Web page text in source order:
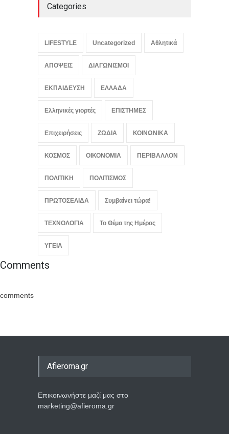
Categories
LIFESTYLE Uncategorized Αθλητικά
ΑΠΟΨΕΙΣ ΔΙΑΓΩΝΙΣΜΟΙ
ΕΚΠΑΙΔΕΥΣΗ ΕΛΛΑΔΑ
Ελληνικές γιορτές ΕΠΙΣΤΗΜΕΣ
Επιχειρήσεις ΖΩΔΙΑ ΚΟΙΝΩΝΙΚΑ
ΚΟΣΜΟΣ ΟΙΚΟΝΟΜΙΑ ΠΕΡΙΒΑΛΛΟΝ
ΠΟΛΙΤΙΚΗ ΠΟΛΙΤΙΣΜΟΣ
ΠΡΩΤΟΣΕΛΙΔΑ Συμβαίνει τώρα!
ΤΕΧΝΟΛΟΓΙΑ Το Θέμα της Ημέρας
ΥΓΕΙΑ
Comments
comments
Afieroma.gr
Επικοινωνήστε μαζί μας στο
marketing@afieroma.gr